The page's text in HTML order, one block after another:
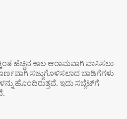
ಹೆಚ್ಚಿನ ಕಾಲ ಆರಾಮವಾಗಿ ವಾಸಿಸಲು
ಸಜ್ಜುಗೊಳಿಸಲಾದ ಬಾಡಿಗೆಗಳು
ಹೊಂದಿರುತ್ತವೆ. ಇದು ಸಬ್ಲೆಟ್‌ಗೆ